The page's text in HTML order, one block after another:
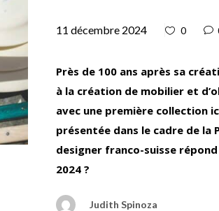
11 décembre 2024 0
Près de 100 ans après sa
à la création de mobilier et
avec une première collection
présentée dans le cadre de la
designer franco-suisse répond
2024 ?
Judith Spinoza